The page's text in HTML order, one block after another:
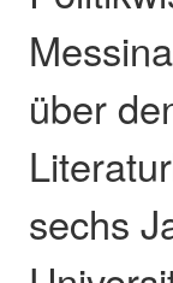
über
sechs